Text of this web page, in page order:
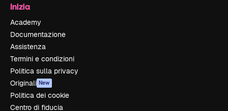
Inizia
Academy
Documentazione
Assistenza
Termini e condizioni
Politica sulla privacy
Originali New
Politica dei cookie
Centro di fiducia